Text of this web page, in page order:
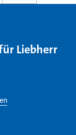
Liebherr